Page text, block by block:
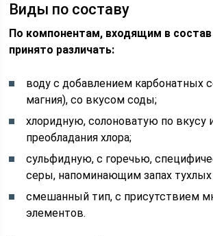
Виды по составу
По компонентам, входящим в
принято различать:
воду с добавлением карбонатных
магния), со вкусом соды;
хлоридную, солоноватую по вкусу
преобладания хлора;
сульфидную, с горечью,
серы, напоминающим запах тухлых
смешанный тип, с присутствием
элементов.